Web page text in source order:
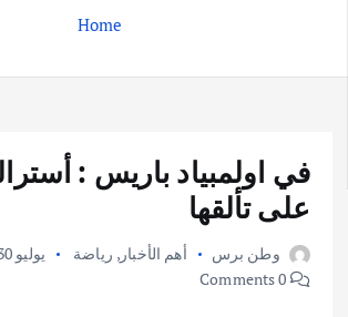
Home
في اولمبياد باريس :
على تألقها
وطن برس أهم الأخبار , رياضة
يوليو 30, 2024